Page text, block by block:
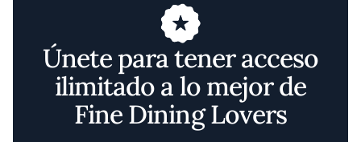
Únete para tener acceso
ilimitado a lo mejor de
Fine Dining Lovers